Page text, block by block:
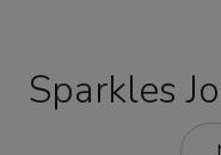
Sparkles